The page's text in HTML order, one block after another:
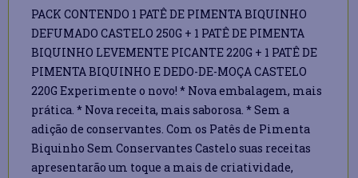
PACK CONTENDO 1 PATÊ DE PIMENTA BIQUINHO
DEFUMADO CASTELO 250G + 1 PATÊ DE PIMENTA
BIQUINHO LEVEMENTE PICANTE 220G + 1 PATÊ DE
PIMENTA BIQUINHO E DEDO-DE-MOÇA CASTELO
220G Experimente o novo! * Nova embalagem, mais
prática. * Nova receita, mais saborosa. * Sem a
adição de conservantes. Com os Patês de Pimenta
Biquinho Sem Conservantes Castelo suas receitas
apresentarão um toque a mais de criatividade,